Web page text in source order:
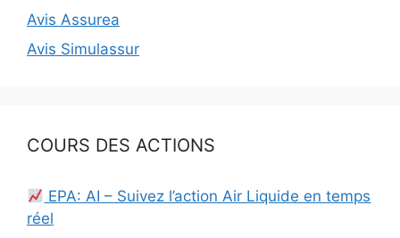
Avis Assurea
Avis Simulassur
COURS DES ACTIONS
EPA: AI – Suivez l’action Air Liquide en temps
réel